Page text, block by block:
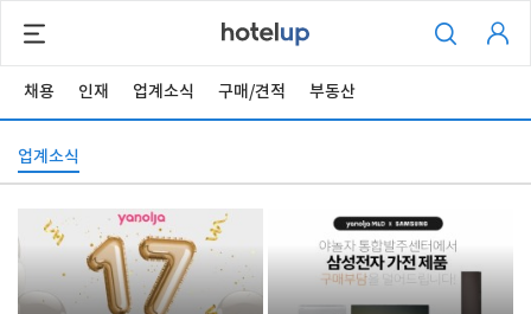
채용 인재 업계소식 구매/견적 부동산
업계소식